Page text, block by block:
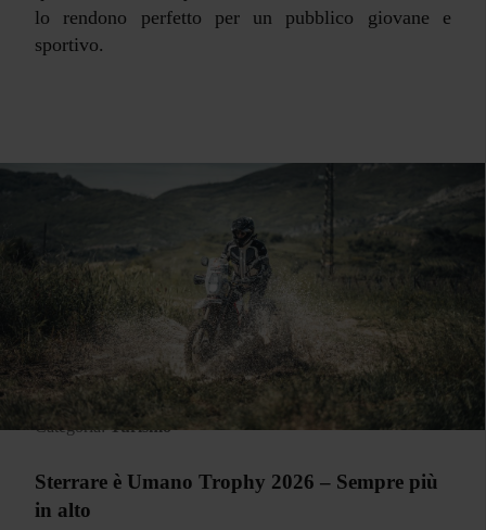
lo rendono perfetto per un pubblico giovane e
sportivo.
Categoria:Turismo
Sterrare è Umano Trophy 2026 – Sempre più
in alto